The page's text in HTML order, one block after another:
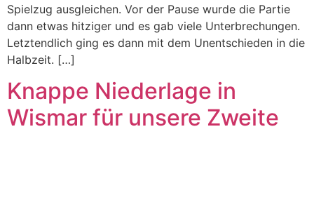
Spielzug ausgleichen. Vor der Pause wurde die Partie
dann etwas hitziger und es gab viele Unterbrechungen.
Letztendlich ging es dann mit dem Unentschieden in die
Halbzeit. […]
Knappe Niederlage in
Wismar für unsere Zweite